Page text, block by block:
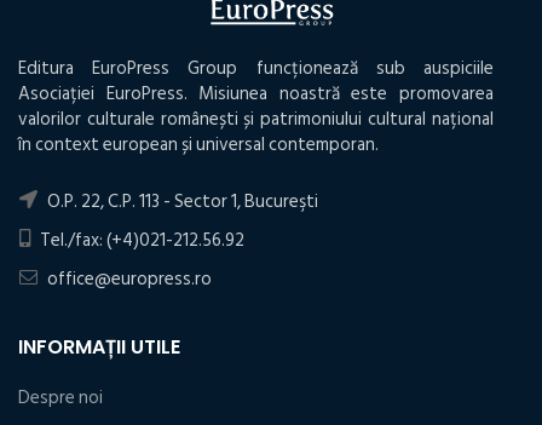
Editura EuroPress Group funcționează sub auspiciile
Asociației EuroPress. Misiunea noastră este promovarea
valorilor culturale românești și patrimoniului cultural național
în context european și universal contemporan.
O.P. 22, C.P. 113 - Sector 1, Bucureşti
Tel./fax: (+4)021-212.56.92
office@europress.ro
INFORMAȚII UTILE
Despre noi